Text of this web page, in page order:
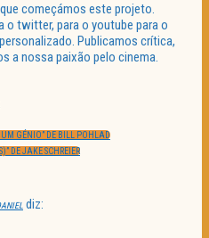
começámos este projeto.
o twitter, para o youtube para o
Publicamos crítica,
a nossa paixão pelo cinema.
UM GÉNIO” DE BILL POHLAD
DE JAKE SCHREIER
diz: